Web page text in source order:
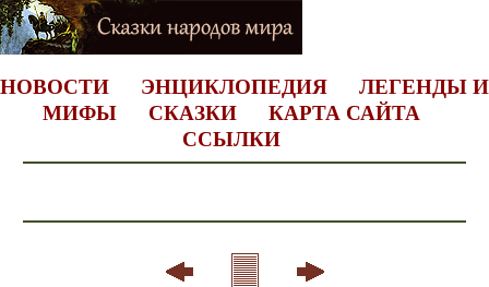
НОВОСТИ ЭНЦИКЛОПЕДИЯ
ЛЕГЕНДЫ И
МИФЫ
СКАЗКИ
КАРТА САЙТА
ССЫЛКИ